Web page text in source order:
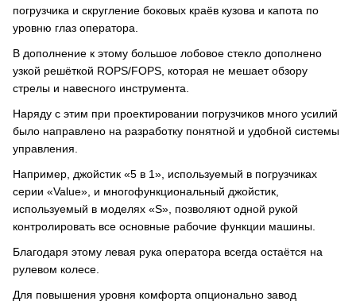
погрузчика и скругление боковых краёв кузова и капота по
уровню глаз оператора.
В дополнение к этому большое лобовое стекло дополнено
узкой решёткой ROPS/FOPS, которая не мешает обзору
стрелы и навесного инструмента.
Наряду с этим при проектировании погрузчиков много усилий
было направлено на разработку понятной и удобной системы
управления.
Например, джойстик «5 в 1», используемый в погрузчиках
серии «Value», и многофункциональный джойстик,
используемый в моделях «S», позволяют одной рукой
контролировать все основные рабочие функции машины.
Благодаря этому левая рука оператора всегда остаётся на
рулевом колесе.
Для повышения уровня комфорта опционально завод